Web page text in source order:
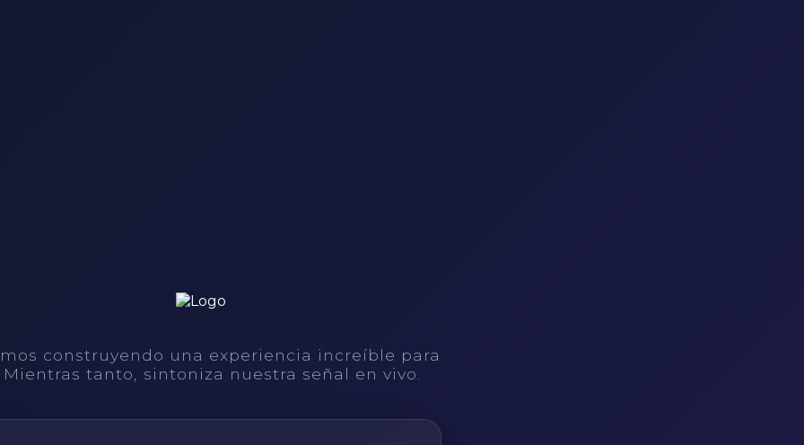
construyendo una experiencia increíble para
tanto, sintoniza nuestra señal en vivo.